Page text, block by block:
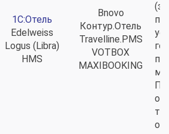
1C:Отель
Edelweiss
Logus (Libra)
HMS
Bnovo
Контур.Отель
Travelline.PMS
VOTBOX
MAXIBOOKING